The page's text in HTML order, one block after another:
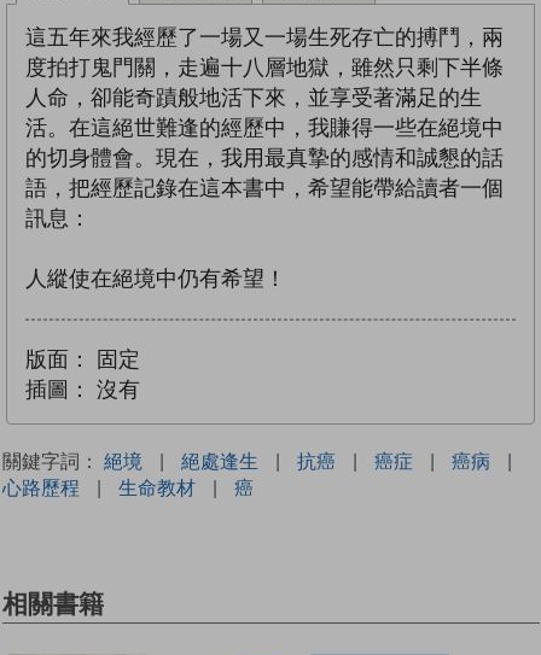
這五年來我經歷了一場又一場生死存亡的搏鬥，兩
度拍打鬼門關，走遍十八層地獄，雖然只剩下半條
人命，卻能奇蹟般地活下來，並享受著滿足的生
活。在這絕世難逢的經歷中，我賺得一些在絕境中
的切身體會。現在，我用最真摯的感情和誠懇的話
語，把經歷記錄在這本書中，希望能帶給讀者一個
訊息：
人縱使在絕境中仍有希望！
版面：
固定
插圖：
沒有
關鍵字詞： 絕境 | 絕處逢生 | 抗癌 | 癌症 | 癌病
|
心路歷程
| 生命教材 | 癌
相關書籍